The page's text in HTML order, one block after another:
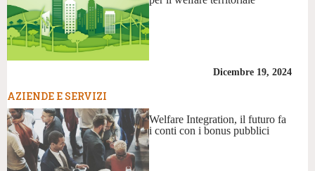
Dicembre 19, 2024
AZIENDE E SERVIZI
Welfare Integration, il futuro fa
i conti con i bonus pubblici